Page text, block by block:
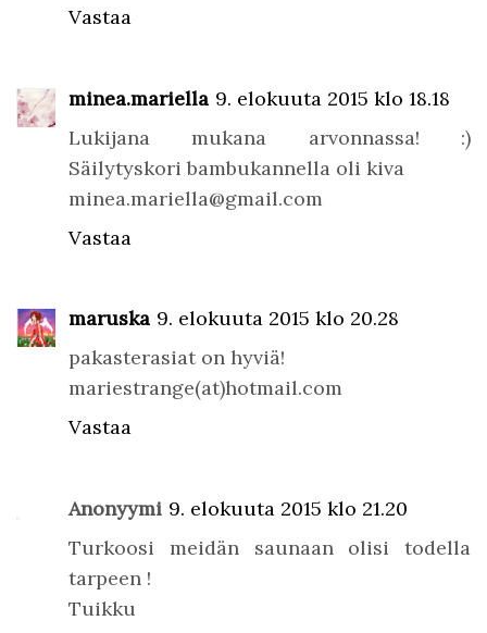
Vastaa
minea.mariella 9. elokuuta 2015 klo 18.18
Lukijana mukana arvonnassa! :)
Säilytyskori bambukannella oli kiva
minea.mariella@gmail.com
Vastaa
maruska 9. elokuuta 2015 klo 20.28
pakasterasiat on hyviä!
mariestrange(at)hotmail.com
Vastaa
Anonyymi 9. elokuuta 2015 klo 21.20
Turkoosi meidän saunaan olisi todella
tarpeen !
Tuikku